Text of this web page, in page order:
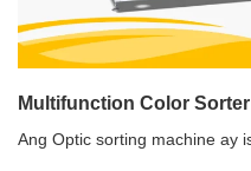
Multifunction Color Sorter